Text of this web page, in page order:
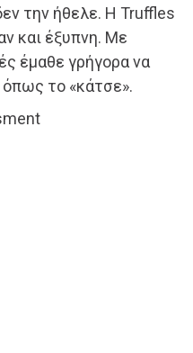
την ήθελε. Η Truffles
και έξυπνη. Με
έμαθε γρήγορα να
το «κάτσε».